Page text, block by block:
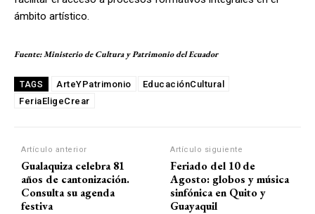
ámbito artístico.
Fuente: Ministerio de Cultura y Patrimonio del Ecuador
TAGS ArteYPatrimonio
EducaciónCultural
FeriaEligeCrear
Artículo anterior
Gualaquiza celebra 81
años de cantonización.
Consulta su agenda
festiva
Artículo siguiente
Feriado del 10 de
Agosto: globos y música
sinfónica en Quito y
Guayaquil